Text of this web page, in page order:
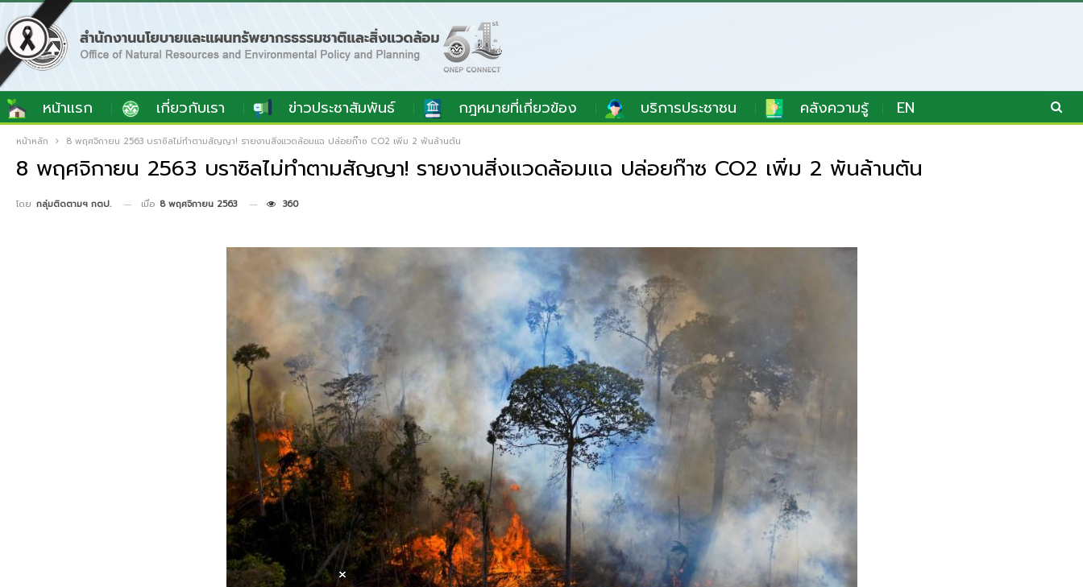
หน้าแรก เกี่ยวกับเรา ข่าวประชาสัมพันธ์ กฎหมายที่เกี่ยวข้อง บริการประชาชน คลังความรู้ EN
หน้าหลัก 8 พฤศจิกายน 2563 บราซิลไม่ทำตามสัญญา! รายงานสิ่งแวดล้อมแฉ ปล่อยก๊าซ CO2 เพิ่ม 2 พันล้านตัน
8 พฤศจิกายน 2563 บราซิลไม่ทำตามสัญญา! รายงานสิ่งแวดล้อมแฉ ปล่อยก๊าซ CO2 เพิ่ม 2 พันล้านตัน
โดย กลุ่มติดตามฯ กตป. เมื่อ 8 พฤศจิกายน 2563 360